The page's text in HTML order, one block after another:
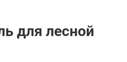
для лесной